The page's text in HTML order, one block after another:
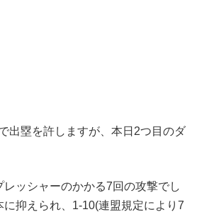
出塁を許しますが、本日2つ目のダ
ッシャーのかかる7回の攻撃でし
抑えられ、1-10(連盟規定により7